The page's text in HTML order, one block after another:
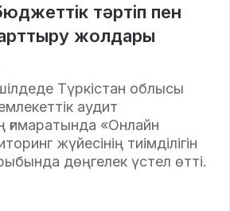
тәртіп пен
жолдары
Түркістан облысы
аудит
ғимаратында «Онлайн
жүйесінің тиімділігін
дөңгелек үстел өтті.